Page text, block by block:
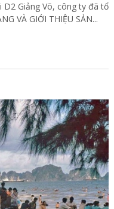
D2 Giảng Võ, công ty đã tổ
VÀ GIỚI THIỆU SẢN...